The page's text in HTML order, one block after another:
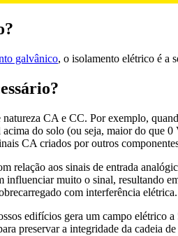
galvânico, o isolamento elétrico é a
CA e CC. Por exemplo,
do solo (ou seja, maior do que
CA criados por outros
relação aos sinais de entrada
influenciar muito o sinal, resultando
com interferência elétrica.
edifícios gera um campo elétrico
preservar a integridade da cadeia